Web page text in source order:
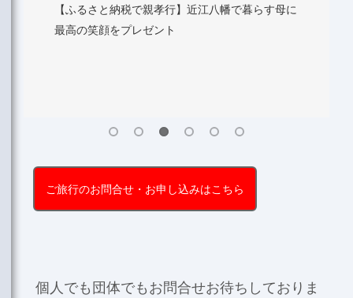
【ふるさと納税で親孝行】近江八幡で暮らす母に
最高の笑顔をプレゼント
ご旅行のお問合せ・お申し込みはこちら
個人でも団体でもお問合せお待ちしておりま